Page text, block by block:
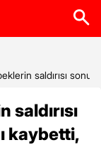
saldırısı
kaybetti,